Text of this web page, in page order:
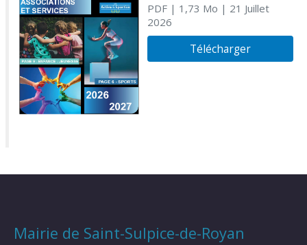
PDF| 1,73 Mo | 21 Juillet
2026
Télécharger
Mairie de Saint-Sulpice-de-Royan